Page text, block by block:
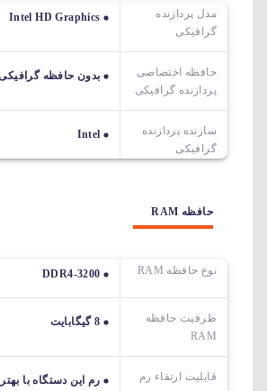
مدل پردازنده
گرافیکی
Intel HD Graphics
حافظه اختصاصی
پردازنده گرافیکی
بدون حافظه گرافیکی
سازنده پردازنده
گرافیکی
Intel
حافظه RAM
نوع حافظه RAM DDR4-3200
ظرفیت حافظه
RAM
8 گیگابایت
قابلیت ارتقاء رم
رم این دستگاه با